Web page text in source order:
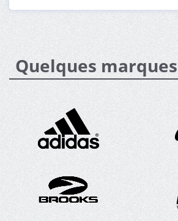
Quelques marques